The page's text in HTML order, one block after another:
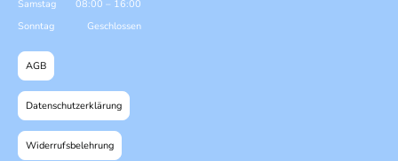
Samstag
08:00 – 16:00
Sonntag
Geschlossen
AGB
Datenschutzerklärung
Widerrufsbelehrung